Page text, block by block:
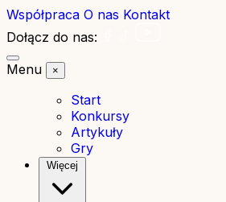
Współpraca O nas Kontakt
Dołącz do nas:
Menu
×
Start
Konkursy
Artykuły
Gry
Więcej